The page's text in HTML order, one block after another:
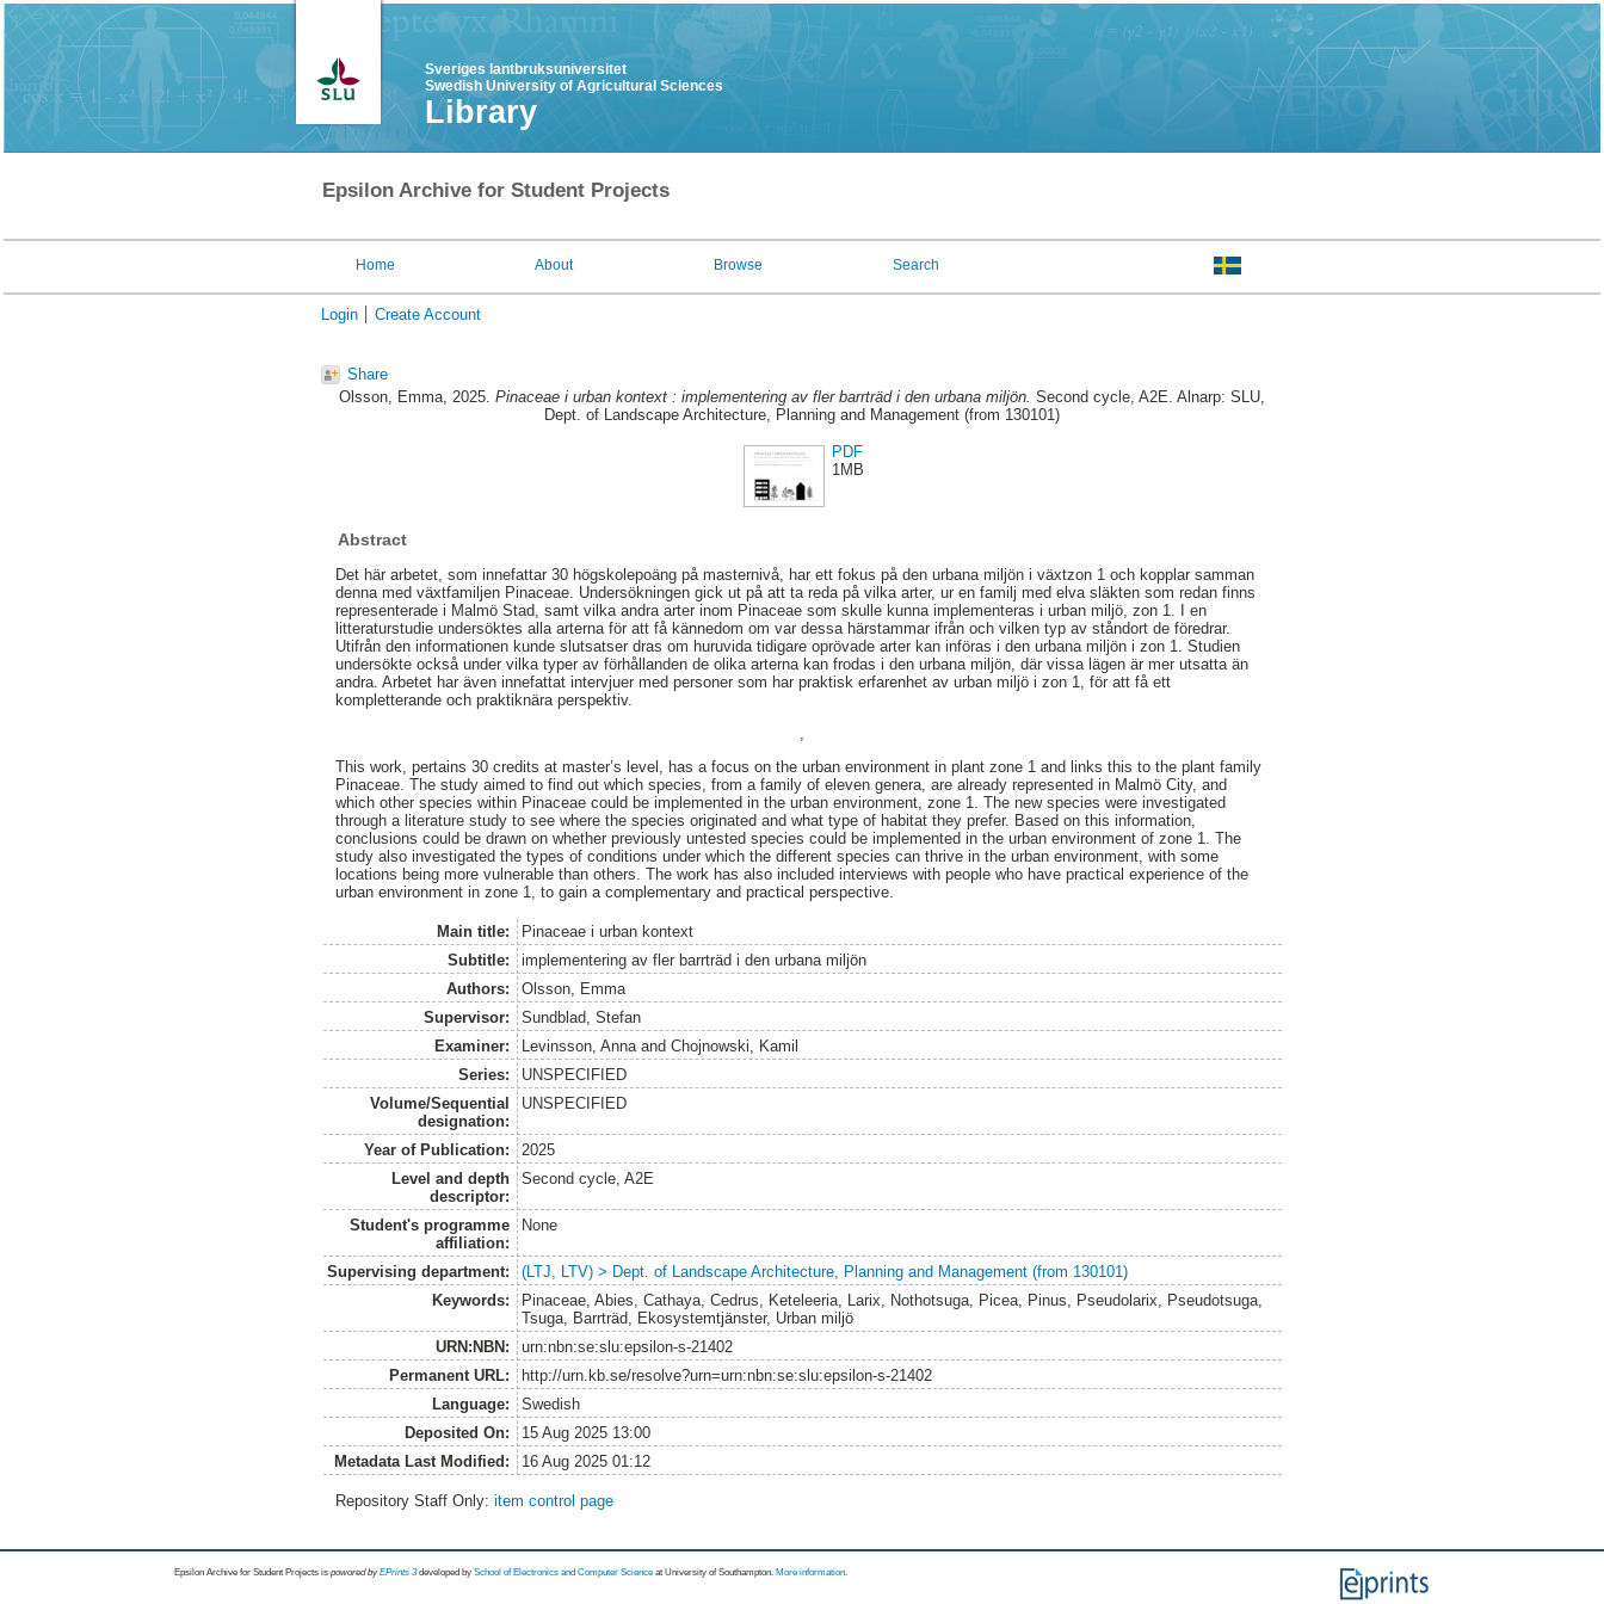
Sveriges lantbruksuniversitet
Swedish University of Agricultural Sciences
Library
Epsilon Archive for Student Projects
Home About Browse Search
Login Create Account
Share
Olsson, Emma, 2025. Pinaceae i urban kontext : implementering av fler barrträd i den urbana miljön. Second cycle, A2E. Alnarp: SLU,
Dept. of Landscape Architecture, Planning and Management (from 130101)
PDF
1MB
Abstract
Det här arbetet, som innefattar 30 högskolepoäng på masternivå, har ett fokus på den urbana miljön i växtzon 1 och kopplar samman
denna med växtfamiljen Pinaceae. Undersökningen gick ut på att ta reda på vilka arter, ur en familj med elva släkten som redan finns
representerade i Malmö Stad, samt vilka andra arter inom Pinaceae som skulle kunna implementeras i urban miljö, zon 1. I en
litteraturstudie undersöktes alla arterna för att få kännedom om var dessa härstammar ifrån och vilken typ av ståndort de föredrar.
Utifrån den informationen kunde slutsatser dras om huruvida tidigare oprövade arter kan införas i den urbana miljön i zon 1. Studien
undersökte också under vilka typer av förhållanden de olika arterna kan frodas i den urbana miljön, där vissa lägen är mer utsatta än
andra. Arbetet har även innefattat intervjuer med personer som har praktisk erfarenhet av urban miljö i zon 1, för att få ett
kompletterande och praktiknära perspektiv.
This work, pertains 30 credits at master’s level, has a focus on the urban environment in plant zone 1 and links this to the plant family
Pinaceae. The study aimed to find out which species, from a family of eleven genera, are already represented in Malmö City, and
which other species within Pinaceae could be implemented in the urban environment, zone 1. The new species were investigated
through a literature study to see where the species originated and what type of habitat they prefer. Based on this information,
conclusions could be drawn on whether previously untested species could be implemented in the urban environment of zone 1. The
study also investigated the types of conditions under which the different species can thrive in the urban environment, with some
locations being more vulnerable than others. The work has also included interviews with people who have practical experience of the
urban environment in zone 1, to gain a complementary and practical perspective.
Main title:
Pinaceae i urban kontext
Subtitle:
implementering av fler barrträd i den urbana miljön
Authors:
Olsson, Emma
Supervisor:
Sundblad, Stefan
Examiner:
Levinsson, Annaand Chojnowski, Kamil
Series:
UNSPECIFIED
Volume/Sequential
designation:
UNSPECIFIED
Year of Publication:
2025
Level and depth
descriptor:
Second cycle, A2E
Student's programme
affiliation:
None
Supervising department:
(LTJ, LTV) > Dept. of Landscape Architecture, Planning and Management (from 130101)
Keywords:
Pinaceae, Abies, Cathaya, Cedrus, Keteleeria, Larix, Nothotsuga, Picea, Pinus, Pseudolarix, Pseudotsuga,
Tsuga, Barrträd, Ekosystemtjänster, Urban miljö
URN:NBN:
urn:nbn:se:slu:epsilon-s-21402
Permanent URL:
http://urn.kb.se/resolve?urn=urn:nbn:se:slu:epsilon-s-21402
Language:
Swedish
Deposited On:
15 Aug 2025 13:00
Metadata Last Modified:
16 Aug 2025 01:12
Repository Staff Only:item control page
Epsilon Archive for Student Projects is powored byEPrints 3 developed by School of Electronics and Computer Science at University of Southampton. More information.